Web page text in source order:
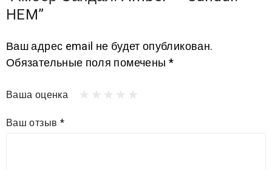
HEM”
Ваш адрес email не будет опубликован.
Обязательные поля помечены *
Ваша оценка
Ваш отзыв *